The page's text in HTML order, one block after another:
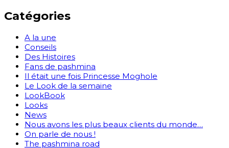
Catégories
A la une
Conseils
Des Histoires
Fans de pashmina
Il était une fois Princesse Moghole
Le Look de la semaine
LookBook
Looks
News
Nous avons les plus beaux clients du monde…
On parle de nous !
The pashmina road